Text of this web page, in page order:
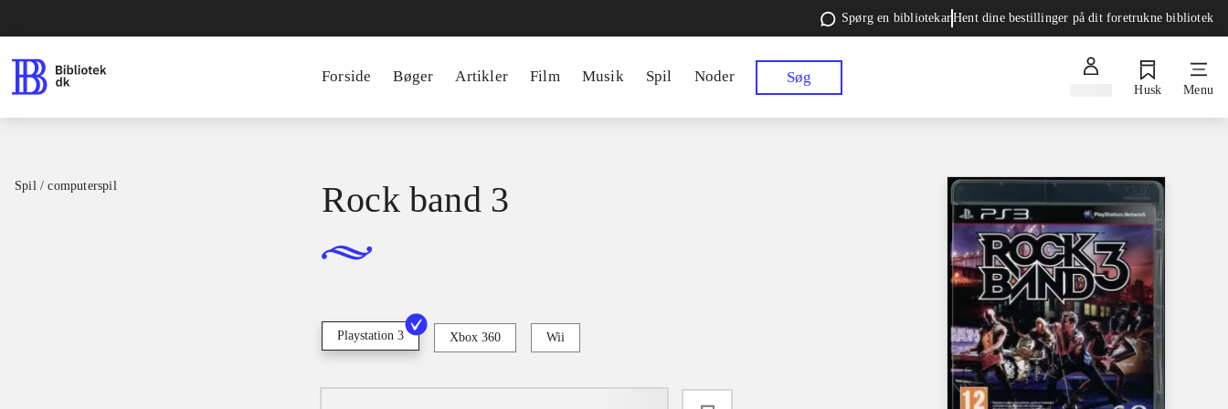
Spørg en bibliotekarHent dine bestillinger på dit foretrukne bibliotek
Forside Bøger Artikler Film Musik Spil Noder Søg
Husk Menu
Spil / computerspil Rock band 3
Playstation 3 Xbox 360 Wii